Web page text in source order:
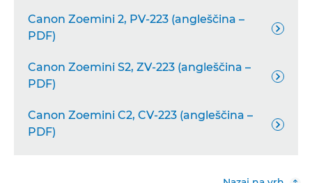
Canon Zoemini 2, PV-223 (angleščina –
PDF)

Canon Zoemini S2, ZV-223 (angleščina –
PDF)

Canon Zoemini C2, CV-223 (angleščina –
PDF)
